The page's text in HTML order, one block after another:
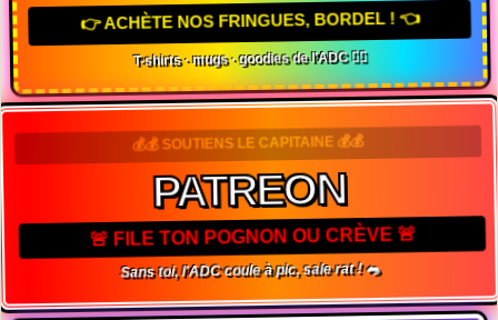
👉 ACHÈTE NOS FRINGUES, BORDEL ! 👈
T-shirts · mugs · goodies de l'ADC 🏴‍☠️
💰💰 SOUTIENS LE CAPITAINE 💰💰
PATREON
🚨 FILE TON POGNON OU CRÈVE 🚨
Sans toi, l'ADC coule à pic, sale rat ! 🐀